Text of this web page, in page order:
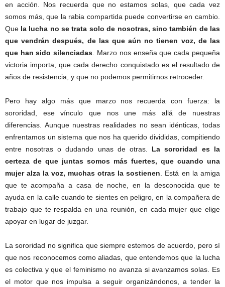
en acción. Nos recuerda que no estamos solas, que cada vez
somos más, que la rabia compartida puede convertirse en cambio.
Que la lucha no se trata solo de nosotras, sino también de las
que vendrán después, de las que aún no tienen voz, de las
que han sido silenciadas . Marzo nos enseña que cada pequeña
victoria importa, que cada derecho conquistado es el resultado de
años de resistencia, y que no podemos permitirnos retroceder.
Pero hay algo más que marzo nos recuerda con fuerza: la
sororidad, ese vínculo que nos une más allá de nuestras
diferencias. Aunque nuestras realidades no sean idénticas, todas
enfrentamos un sistema que nos ha querido divididas, compitiendo
entre nosotras o dudando unas de otras. La sororidad es la
certeza de que juntas somos más fuertes, que cuando una
mujer alza la voz, muchas otras la sostienen . Está en la amiga
que te acompaña a casa de noche, en la desconocida que te
ayuda en la calle cuando te sientes en peligro, en la compañera de
trabajo que te respalda en una reunión, en cada mujer que elige
apoyar en lugar de juzgar.
La sororidad no significa que siempre estemos de acuerdo, pero sí
que nos reconocemos como aliadas, que entendemos que la lucha
es colectiva y que el feminismo no avanza si avanzamos solas. Es
el motor que nos impulsa a seguir organizándonos, a tender la